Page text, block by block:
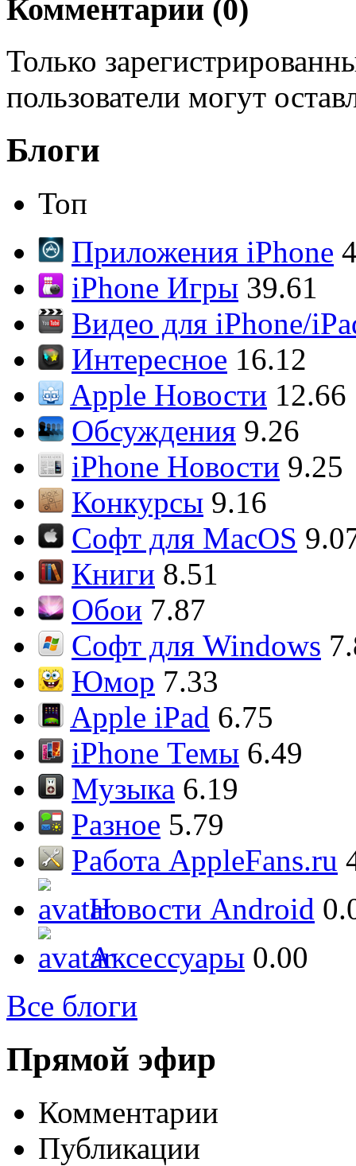
Комментарии (0)
Только
пользователи могут
Блоги
Топ
Приложения iPhone
iPhone Игры 39.61
Видео для iPhone/
Интересное 16.12
Apple Новости 12.66
Обсуждения 9.26
iPhone Новости 9.25
Конкурсы 9.16
Софт для MacOS
Книги 8.51
Обои 7.87
Софт для Windows
Юмор 7.33
Apple iPad 6.75
iPhone Темы 6.49
Музыка 6.19
Разное 5.79
Работа AppleFans.ru
Новости Android
Аксессуары 0.00
Все блоги
Прямой эфир
Комментарии
Публикации